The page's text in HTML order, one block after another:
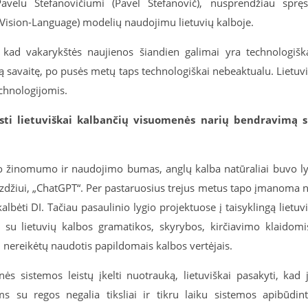
Stefanovičiumi (Pavel Stefanovič), nusprendžiau
Vision-Language) modelių naudojimu lietuvių kalboje.
vakarykštės naujienos šiandien galimai yra
savaitę, po pusės metų taps technologiškai nebeaktualu.
lietuviškai kalbančių visuomenės narių bendravimą
žinomumo ir naudojimo bumas, anglų kalba natūraliai buvo
„ChatGPT“. Per pastaruosius trejus metus tapo įmanoma
DI. Tačiau pasaulinio lygio projektuose į taisyklingą
lietuvių kalbos gramatikos, skyrybos, kirčiavimo
naudotis papildomais kalbos vertėjais.
sistemos leistų įkelti nuotrauką, lietuviškai pasakyti, kad
su regos negalia tiksliai ir tikru laiku sistemos